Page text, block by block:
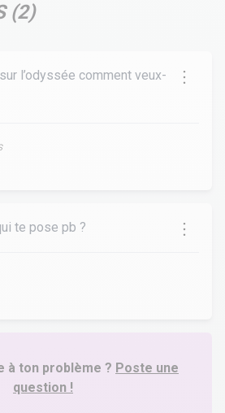
(2)
l’odyssée comment veux-
te pose pb ?
à ton problème ? Poste une
question !